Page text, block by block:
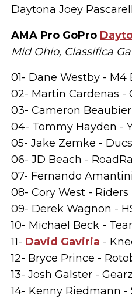
Daytona Joey
AMA Pro GoPro
Mid Ohio, Classifica
01- Dane Westby - M4
02- Martin Cardenas -
03- Cameron Beaubier
04- Tommy Hayden -
05- Jake Zemke -
06- JD Beach -
07- Fernando
08- Cory West - Riders
09- Derek Wagnon -
10- Michael Beck -
11- David Gaviria -
12- Bryce Prince -
13- Josh Galster -
14- Kenny Riedmann -